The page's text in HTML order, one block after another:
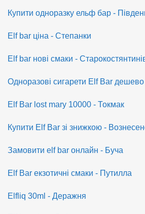
Купити одноразку ельф бар -
Elf bar ціна - Степанки
Elf bar нові смаки -
Одноразові сигарети Elf Bar
Elf Bar lost mary 10000 - Токмак
Купити Elf Bar зі знижкою -
Замовити elf bar онлайн - Буча
Elf Bar екзотичні смаки - Путилла
Elfliq 30ml - Деражня